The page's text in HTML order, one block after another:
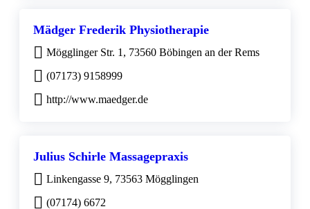
Mädger Frederik Physiotherapie
Mögglinger Str. 1, 73560 Böbingen an der Rems
(07173) 9158999
http://www.maedger.de
Julius Schirle Massagepraxis
Linkengasse 9, 73563 Mögglingen
(07174) 6672